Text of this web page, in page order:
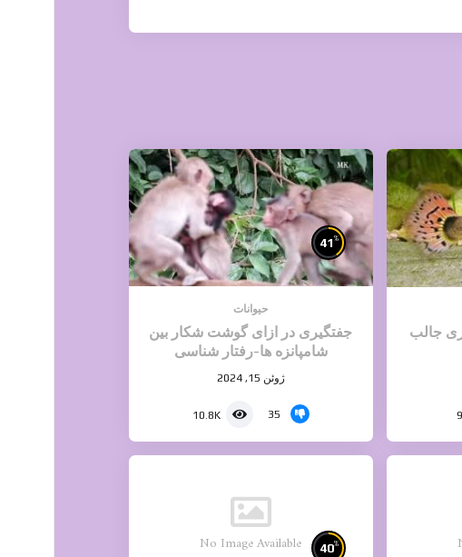
جالب
41%
حیوانات
جفتگیری در ازای گوشت شکار بین
شامپانزه ها-رفتار شناسی
ژوئن 15, 2024
35
10.8K
No Image Available 40%